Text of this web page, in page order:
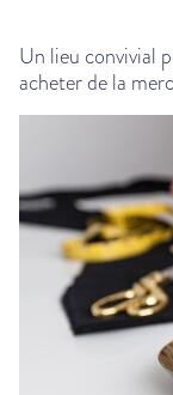
Un lieu convivial
acheter de la